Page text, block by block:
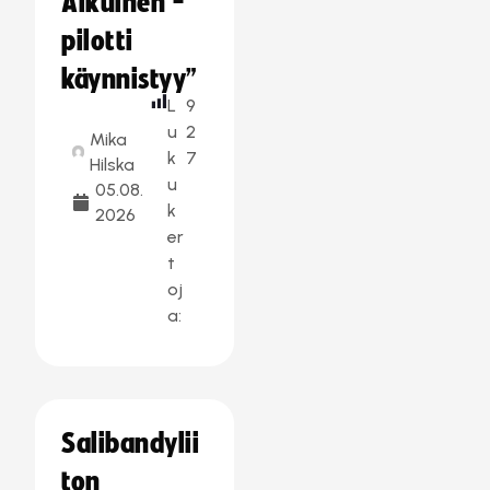
pilotti
käynnistyy”
Mika
Hilska
05.08.
2026
L
u
k
u
k
er
t
oj
a:
9
2
7
Salibandylii
ton